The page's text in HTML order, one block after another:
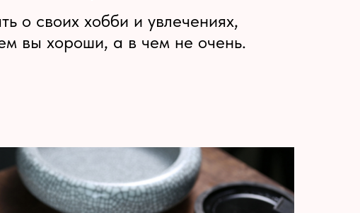
о своих хобби и увлечениях,
вы хороши, а в чем не очень.